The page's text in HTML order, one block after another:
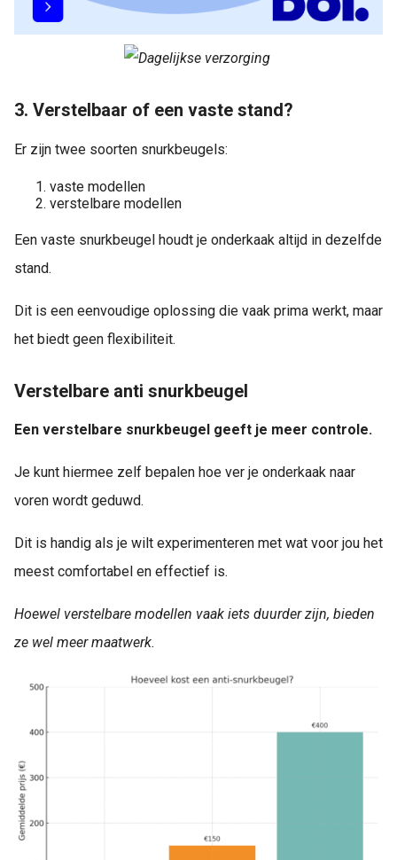
3. Verstelbaar of een vaste stand?
Er zijn twee soorten snurkbeugels:
vaste modellen
verstelbare modellen
Een vaste snurkbeugel houdt je onderkaak altijd in dezelfde
stand.
Dit is een eenvoudige oplossing die vaak prima werkt, maar
het biedt geen flexibiliteit.
Verstelbare anti snurkbeugel
Een verstelbare snurkbeugel geeft je meer controle.
Je kunt hiermee zelf bepalen hoe ver je onderkaak naar
voren wordt geduwd.
Dit is handig als je wilt experimenteren met wat voor jou het
meest comfortabel en effectief is.
Hoewel verstelbare modellen vaak iets duurder zijn, bieden
ze wel meer maatwerk.